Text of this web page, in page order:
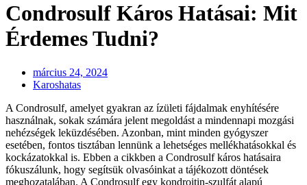
Condrosulf Káros Hatásai: Mit
Érdemes Tudni?
március 24, 2024
Karoshatas
A Condrosulf, amelyet gyakran az ízületi fájdalmak enyhítésére
használnak, sokak számára jelent megoldást a mindennapi mozgási
nehézségek leküzdésében. Azonban, mint minden gyógyszer
esetében, fontos tisztában lennünk a lehetséges mellékhatásokkal és
kockázatokkal is. Ebben a cikkben a Condrosulf káros hatásaira
fókuszálunk, hogy segítsük olvasóinkat a tájékozott döntések
meghozatalában. A Condrosulf egy kondroitin-szulfát alapú